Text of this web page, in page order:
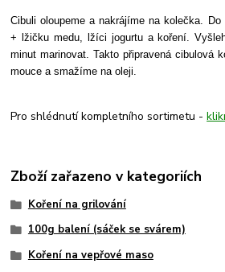
Cibuli oloupeme a nakrájíme na kolečka.
+ lžičku medu, lžíci jogurtu a koření.
minut marinovat. Takto připravená cibulová
mouce a smažíme na oleji.
Pro shlédnutí kompletního sortimetu -
Zboží zařazeno v kategoriích
Koření na grilování
100g balení (sáček se svárem)
Koření na vepřové maso